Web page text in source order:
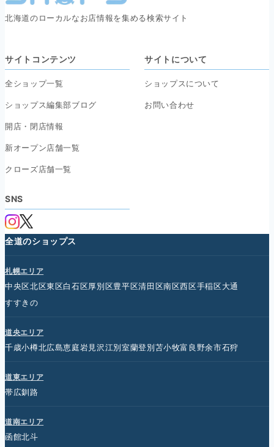
北海道のローカルなお店情報を集める検索サイト
サイトコンテンツ
全ショップ一覧
ショップス編集部ブログ
開店・閉店情報
新オープン店舗一覧
クローズ店舗一覧
サイトについて
ショップスについて
お問い合わせ
SNS
全道のショップス
札幌エリア
中央区北区東区白石区厚別区豊平区清田区南区西区手稲区大通
すすきの
道央エリア
千歳小樽北広島恵庭岩見沢江別室蘭登別苫小牧富良野余市石狩
道東エリア
帯広釧路
道南エリア
函館北斗